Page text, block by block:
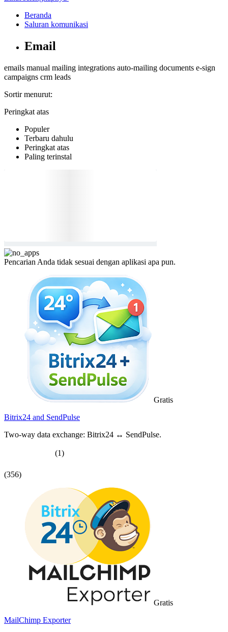
Beranda
Saluran komunikasi
Email
emails manual mailing integrations auto-mailing documents e-sign
campaigns crm leads
Sortir menurut:
Peringkat atas
Populer
Terbaru dahulu
Peringkat atas
Paling terinstal
Pencarian Anda tidak sesuai dengan aplikasi apa pun.
Gratis
Bitrix24 and SendPulse
Two-way data exchange: Bitrix24 ↔ SendPulse.
(1)
(356)
Gratis
MailChimp Exporter